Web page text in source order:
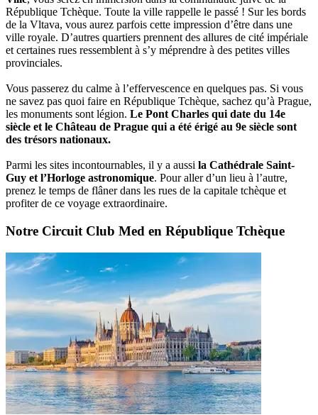
République Tchèque. Toute la ville rappelle le passé ! Sur les bords
de la Vltava, vous aurez parfois cette impression d’être dans une
ville royale. D’autres quartiers prennent des allures de cité impériale
et certaines rues ressemblent à s’y méprendre à des petites villes
provinciales.
Vous passerez du calme à l’effervescence en quelques pas. Si vous
ne savez pas quoi faire en République Tchèque, sachez qu’à Prague,
les monuments sont légion. Le Pont Charles qui date du 14e
siècle et le Château de Prague qui a été érigé au 9e siècle sont
des trésors nationaux.
Parmi les sites incontournables, il y a aussi la Cathédrale Saint-
Guy et l’Horloge astronomique. Pour aller d’un lieu à l’autre,
prenez le temps de flâner dans les rues de la capitale tchèque et
profiter de ce voyage extraordinaire.
Notre Circuit Club Med en République Tchèque